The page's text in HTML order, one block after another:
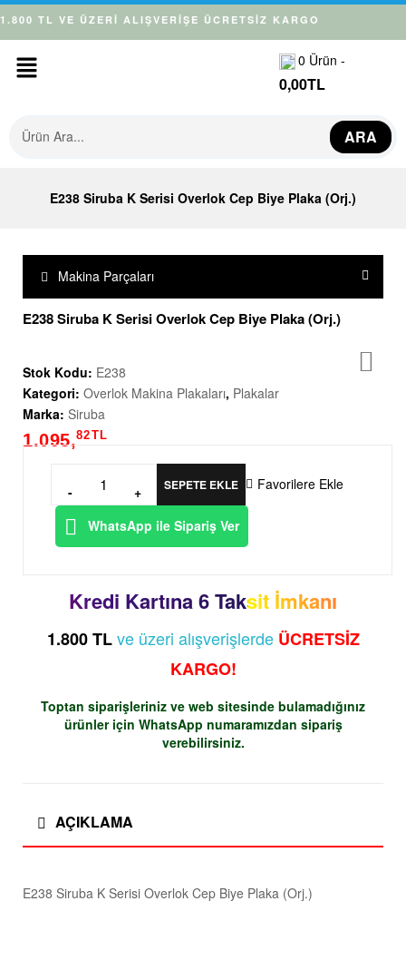
1.800 TL VE ÜZERİ ALIŞVERİŞE ÜCRETSİZ KARGO
0 Ürün -
0,00TL
ARA
E238 Siruba K Serisi Overlok Cep Biye Plaka (Orj.)
Makina Parçaları
E238 Siruba K Serisi Overlok Cep Biye Plaka (Orj.)
Stok Kodu: E238
Kategori: Overlok Makina Plakaları, Plakalar
Marka: Siruba
1.095,82TL
- + SEPETE EKLE Favorilere Ekle
WhatsApp ile Sipariş Ver
Kredi Kartına 6 Taksit İmkanı
1.800 TLve üzeri alışverişlerde ÜCRETSİZ
KARGO!
Toptan siparişleriniz ve web sitesinde bulamadığınız
ürünler için WhatsApp numaramızdan sipariş
verebilirsiniz.
AÇIKLAMA
E238 Siruba K Serisi Overlok Cep Biye Plaka (Orj.)